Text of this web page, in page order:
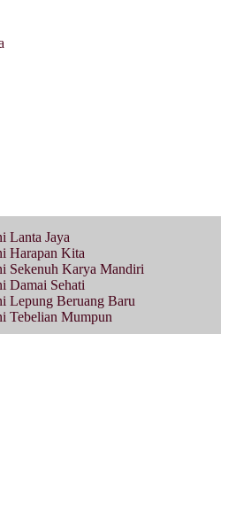
Lanta Jaya
Harapan Kita
Sekenuh Karya Mandiri
Damai Sehati
Lepung Beruang Baru
Tebelian Mumpun